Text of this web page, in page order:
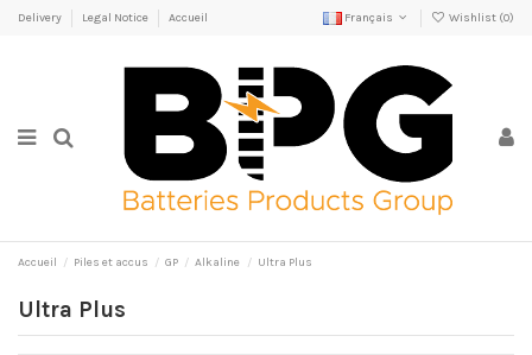
Delivery Legal Notice Accueil Français Wishlist (0)
Accueil Piles et accus GP Alkaline Ultra Plus
Ultra Plus